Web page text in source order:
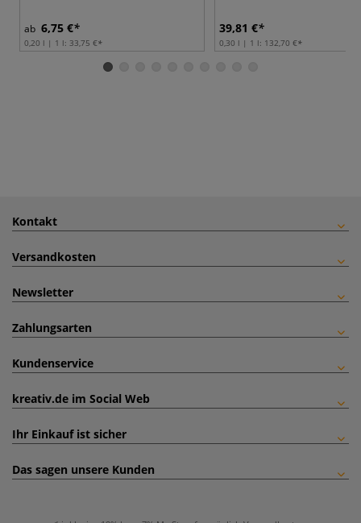
ab 6,75 €
0,20 l | 1 l: 33,75 €
39,81 €
0,30 l | 1 l: 132,70 €
Kontakt
Versandkosten
Newsletter
Zahlungsarten
Kundenservice
kreativ.de im Social Web
Ihr Einkauf ist sicher
Das sagen unsere Kunden